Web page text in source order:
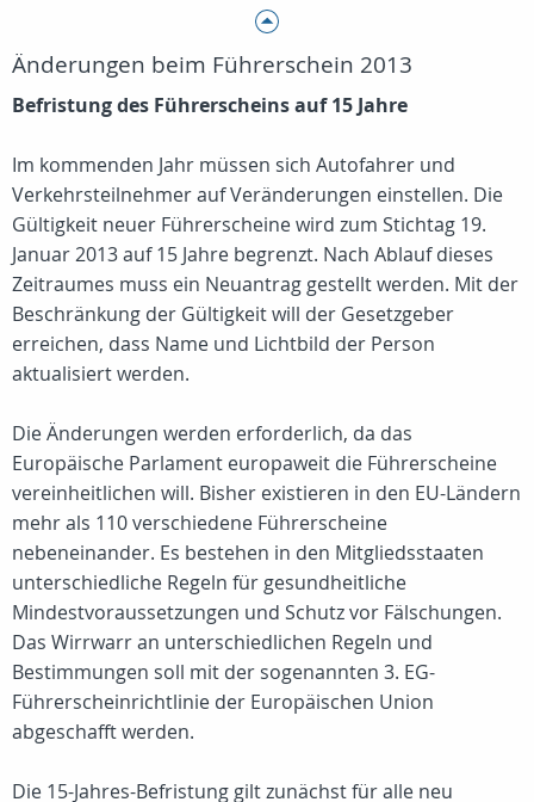
Änderungen beim Führerschein 2013
Befristung des Führerscheins auf 15 Jahre
Im kommenden Jahr müssen sich Autofahrer und
Verkehrsteilnehmer auf Veränderungen einstellen. Die
Gültigkeit neuer Führerscheine wird zum Stichtag 19.
Januar 2013 auf 15 Jahre begrenzt. Nach Ablauf dieses
Zeitraumes muss ein Neuantrag gestellt werden. Mit der
Beschränkung der Gültigkeit will der Gesetzgeber
erreichen, dass Name und Lichtbild der Person
aktualisiert werden.
Die Änderungen werden erforderlich, da das
Europäische Parlament europaweit die Führerscheine
vereinheitlichen will. Bisher existieren in den EU-Ländern
mehr als 110 verschiedene Führerscheine
nebeneinander. Es bestehen in den Mitgliedsstaaten
unterschiedliche Regeln für gesundheitliche
Mindestvoraussetzungen und Schutz vor Fälschungen.
Das Wirrwarr an unterschiedlichen Regeln und
Bestimmungen soll mit der sogenannten 3. EG-
Führerscheinrichtlinie der Europäischen Union
abgeschafft werden.
Die 15-Jahres-Befristung gilt zunächst für alle neu